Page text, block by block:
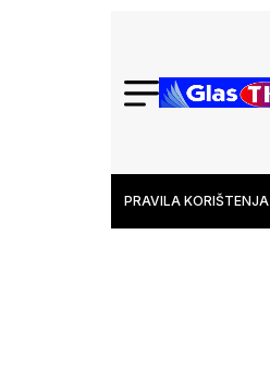
PRAVILA KORIŠTENJA